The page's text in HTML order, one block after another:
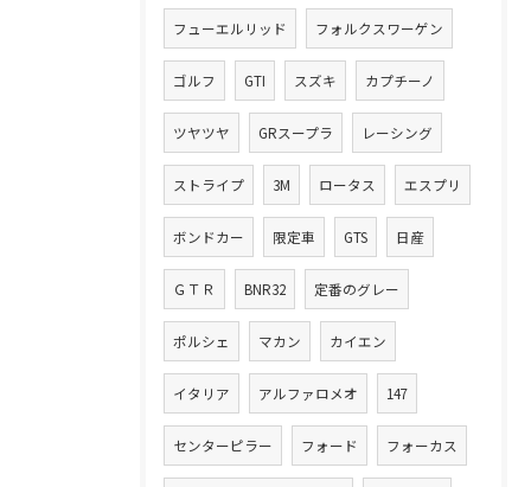
フューエルリッド フォルクスワーゲン
ゴルフ GTI スズキ カプチーノ
ツヤツヤ GRスープラ レーシング
ストライプ 3M ロータス エスプリ
ボンドカー 限定車 GTS 日産
ＧＴＲ BNR32 定番のグレー
ポルシェ マカン カイエン
イタリア アルファロメオ 147
センターピラー フォード フォーカス